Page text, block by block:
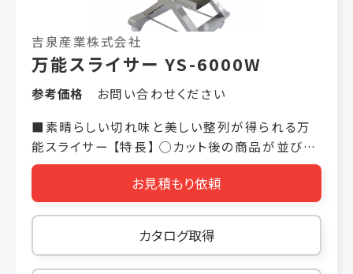
吉泉産業株式会社
万能スライサー YS-6000W
参考価格
お問い合わせください
■素晴らしい切れ味と美しい整列が得られる万
能スライサー 【特長】 ◯カット後の商品が並びま
す カットされた食材は、排出コンベアから並んで
出てきます。盛り付け作業や移し作業が楽に行え
ます。 ◯薄切りから厚切りまで 0.1㎜単位で０
㎜〜80㎜までスライス厚さを自由に変更するこ
とが出来ます。スライス速度も低速から高速まで
作業に応じて自在に変更することが出来ます。 ◯
お見積もり依頼
カタログ取得